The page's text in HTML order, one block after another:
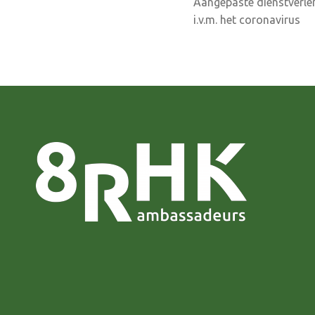
navigatie
i.v.m. het coronavirus